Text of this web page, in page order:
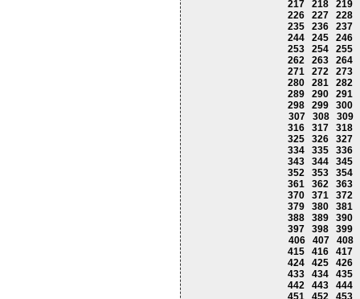
217
218
219
226
227
228
235
236
237
244
245
246
253
254
255
262
263
264
271
272
273
280
281
282
289
290
291
298
299
300
307
308
309
316
317
318
325
326
327
334
335
336
343
344
345
352
353
354
361
362
363
370
371
372
379
380
381
388
389
390
397
398
399
406
407
408
415
416
417
424
425
426
433
434
435
442
443
444